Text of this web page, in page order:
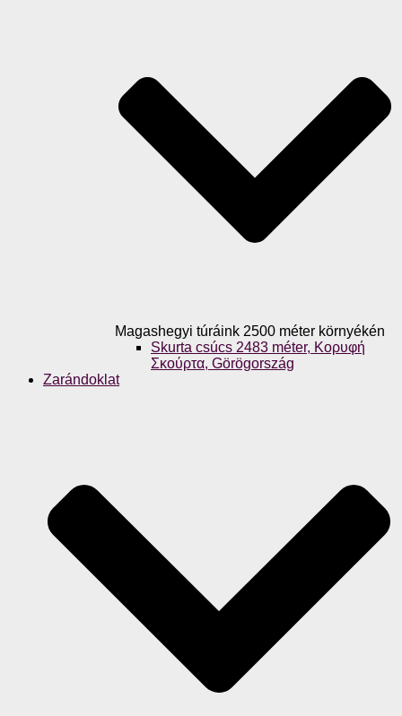
Magashegyi túráink 2500 méter környékén
Skurta csúcs 2483 méter, Κορυφή
Σκούρτα, Görögország
Zarándoklat